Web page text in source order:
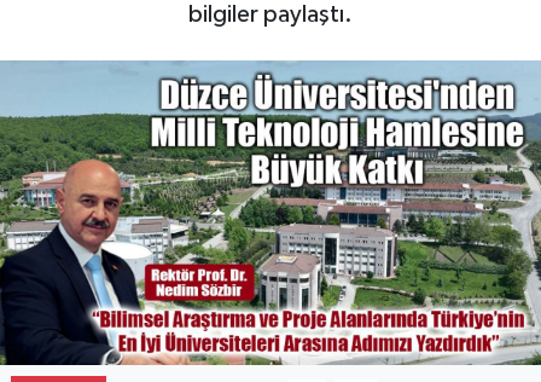
bilgiler paylaştı.
Gayrimenkul
Spor
Eğitim